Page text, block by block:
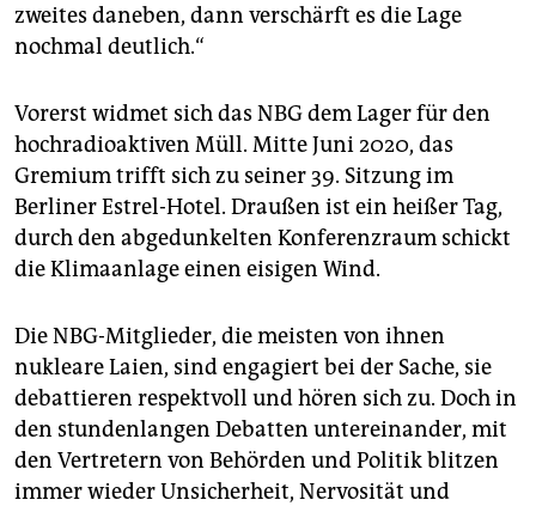
zweites daneben, dann verschärft es die Lage
nochmal deutlich.“
Vorerst widmet sich das NBG dem Lager für den
hochradioaktiven Müll. Mitte Juni 2020, das
Gremium trifft sich zu seiner 39. Sitzung im
Berliner Estrel-Hotel. Draußen ist ein heißer Tag,
durch den abgedunkelten Konferenzraum schickt
die Klimaanlage einen eisigen Wind.
Die NBG-Mitglieder, die meisten von ihnen
nukleare Laien, sind engagiert bei der Sache, sie
debattieren respektvoll und hören sich zu. Doch in
den stundenlangen Debatten untereinander, mit
den Vertretern von Behörden und Politik blitzen
immer wieder Unsicherheit, Nervosität und